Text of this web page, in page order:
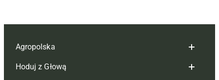
Agropolska
Redakcja
Hoduj z Głową